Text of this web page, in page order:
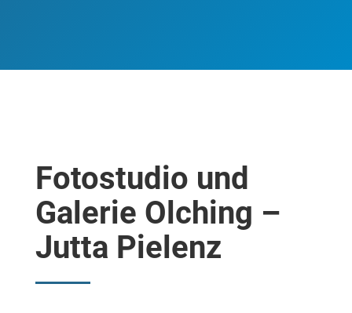
Fotostudio und
Galerie Olching –
Jutta Pielenz